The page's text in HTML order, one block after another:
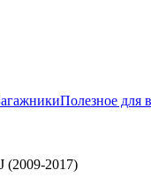
Полезное для
(2009-2017)